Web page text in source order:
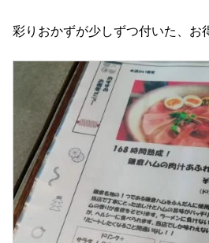
彩りおかずが少しずつ付いた、お